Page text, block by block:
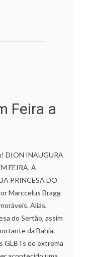
Feira a
DION INAUGURA
FEIRA. A
PRINCESA DO
Marccelus Bragg
Aliás,
do Sertão, assim
da Bahia,
GLBTs de extrema